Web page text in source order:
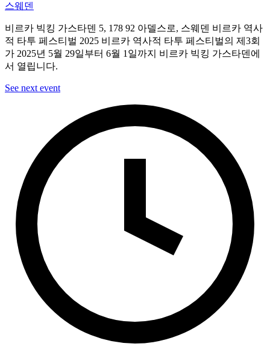
스웨덴
비르카 빅킹 가스타덴 5, 178 92 아델스로, 스웨덴 비르카 역사
적 타투 페스티벌 2025 비르카 역사적 타투 페스티벌의 제3회
가 2025년 5월 29일부터 6월 1일까지 비르카 빅킹 가스타덴에
서 열립니다.
See next event